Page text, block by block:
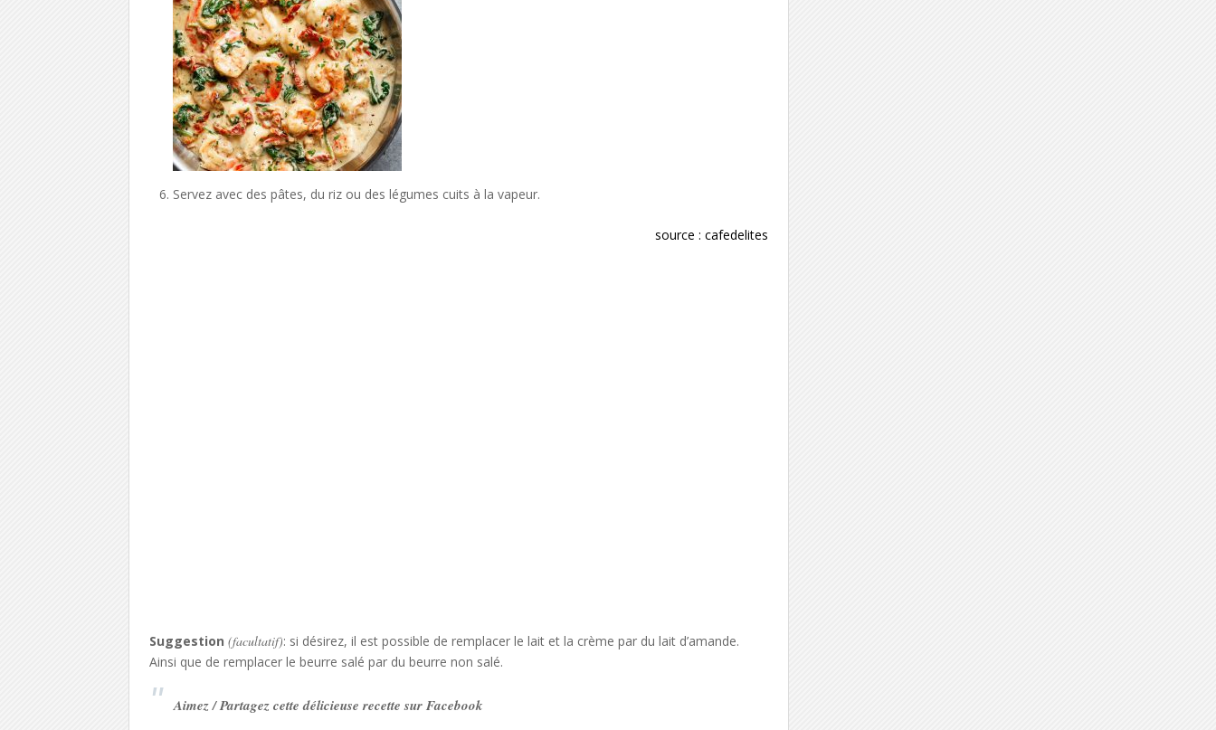
Servez avec des pâtes, du riz ou des légumes cuits à la vapeur.
source :cafedelites
Suggestion (facultatif): si désirez, il est possible de remplacer le lait et la crème par du lait d’amande.
Ainsi que de remplacer le beurre salé par du beurre non salé.
Aimez / Partagez cette délicieuse recette sur Facebook